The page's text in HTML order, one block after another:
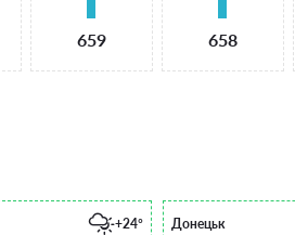
659 658
+24° Донецьк